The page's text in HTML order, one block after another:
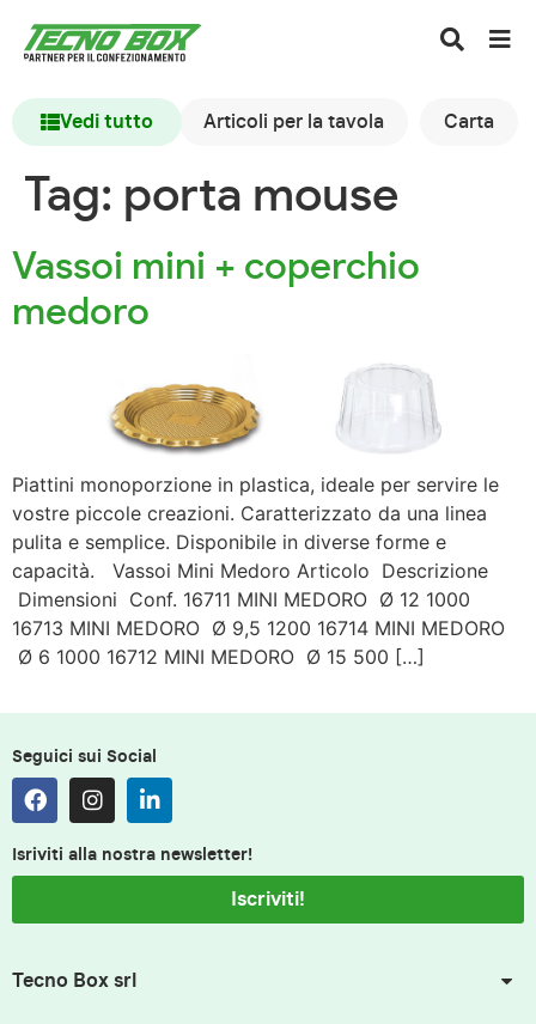
Vedi tutto Articoli per la tavola Carta
Tag: porta mouse
Vassoi mini + coperchio
medoro
Piattini monoporzione in plastica, ideale per servire le
vostre piccole creazioni. Caratterizzato da una linea
pulita e semplice. Disponibile in diverse forme e
capacità. Vassoi Mini Medoro Articolo Descrizione
Dimensioni Conf. 16711 MINI MEDORO Ø 12 1000
16713 MINI MEDORO Ø 9,5 1200 16714 MINI MEDORO
Ø 6 1000 16712 MINI MEDORO Ø 15 500 […]
Seguici sui Social
Isriviti alla nostra newsletter!
Iscriviti!
Tecno Box srl